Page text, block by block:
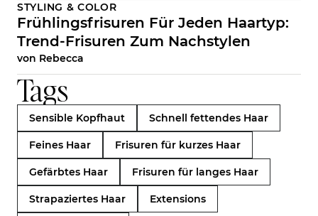
STYLING & COLOR
Frühlingsfrisuren Für Jeden Haartyp:
Trend-Frisuren Zum Nachstylen
von Rebecca
Tags
Sensible Kopfhaut Schnell fettendes Haar
Feines Haar Frisuren für kurzes Haar
Gefärbtes Haar Frisuren für langes Haar
Strapaziertes Haar Extensions